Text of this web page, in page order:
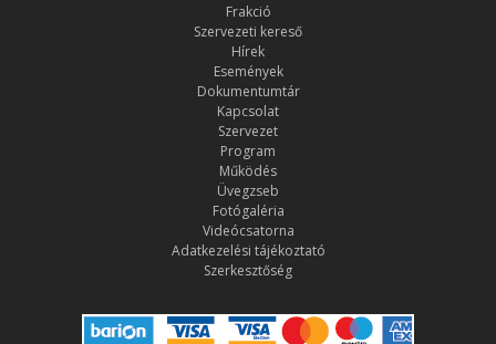
Frakció
Szervezeti kereső
Hírek
Események
Dokumentumtár
Kapcsolat
Szervezet
Program
Működés
Üvegzseb
Fotógaléria
Videócsatorna
Adatkezelési tájékoztató
Szerkesztőség